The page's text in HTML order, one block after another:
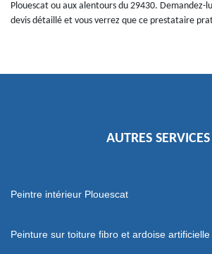
Plouescat ou aux alentours du 29430. Demandez-
devis détaillé et vous verrez que ce prestataire
AUTRES SERVICES
Peintre intérieur Plouescat
Peinture sur toiture fibro et ardoise